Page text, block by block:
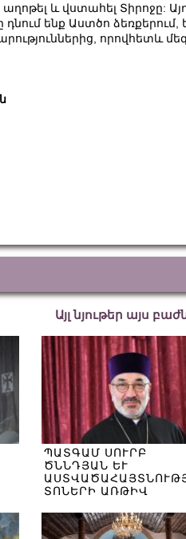
աղոթել և վստահել Տիրոջը:
դնում ենք Աստծո
որովհետև
Այլ նյութեր այս
ՊԱՏԳԱՄ ՍՈՒՐԲ
ԾՆՆԴՅԱՆ ԵՒ
ՏՈՆԵՐԻ ԱՌԹԻՎ